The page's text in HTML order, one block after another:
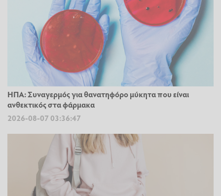
ΗΠΑ: Συναγερμός για θανατηφόρο μύκητα που είναι
ανθεκτικός στα φάρμακα
2026-08-07 03:36:47